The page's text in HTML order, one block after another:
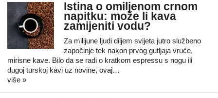
Istina o omiljenom crnom
napitku: može li kava
zamijeniti vodu?
Za milijune ljudi diljem svijeta jutro službeno
započinje tek nakon prvog gutljaja vruće,
mirisne kave. Bilo da se radi o kratkom espressu s nogu ili
dugoj turskoj kavi uz novine, ovaj…
više »